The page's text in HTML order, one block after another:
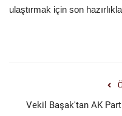
ulaştırmak için son
Vekil Başak'tan AK